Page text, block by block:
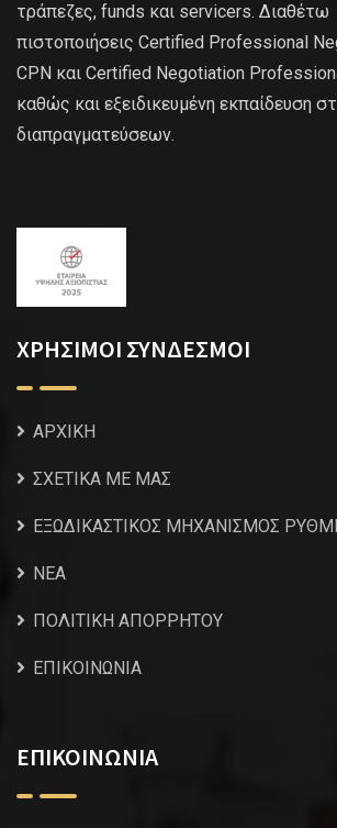
τράπεζες, funds και servicers. Διαθέτω
πιστοποιήσεις Certified Professional
CPN και Certified Negotiation
καθώς και εξειδικευμένη εκπαίδευση
διαπραγματεύσεων.
ΧΡΗΣΙΜΟΙ ΣΥΝΔΕΣΜΟΙ
ΑΡΧΙΚΗ
ΣΧΕΤΙΚΑ ΜΕ ΜΑΣ
ΕΞΩΔΙΚΑΣΤΙΚΟΣ ΜΗΧΑΝΙΣΜΟΣ
NEA
ΠΟΛΙΤΙΚΗ ΑΠΟΡΡΗΤΟΥ
ΕΠΙΚΟΙΝΩΝΙΑ
ΕΠΙΚΟΙΝΩΝΙΑ